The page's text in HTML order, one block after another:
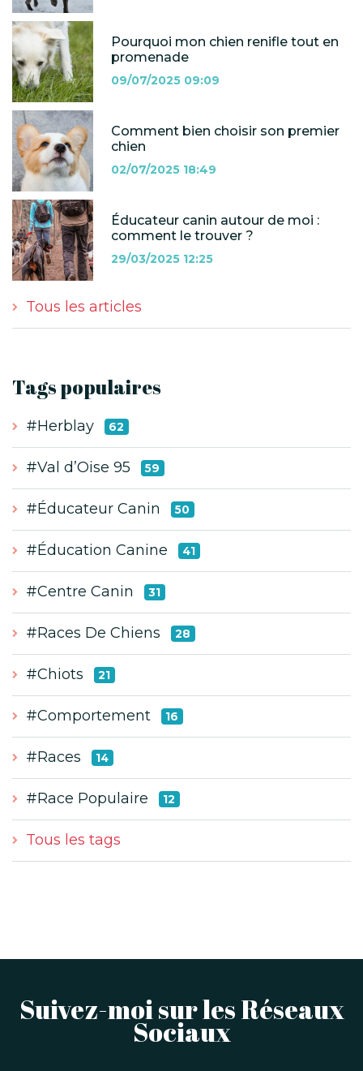
Pourquoi mon chien renifle tout en
promenade
09/07/2025 09:09
Comment bien choisir son premier
chien
02/07/2025 18:49
Éducateur canin autour de moi :
comment le trouver ?
29/03/2025 12:25
Tous les articles
Tags populaires
#Herblay 62
#Val d’Oise 95 59
#Éducateur Canin 50
#Éducation Canine 41
#Centre Canin 31
#Races De Chiens 28
#Chiots 21
#Comportement 16
#Races 14
#Race Populaire 12
Tous les tags
Suivez-moi sur les Réseaux
Sociaux